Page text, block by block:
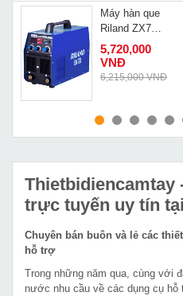
MUA NGAY
Máy hàn que
Riland ZX7
250T
5,720,000
VNĐ
6,215,000 VNĐ
Thietbidiencamtay
trực tuyến uy tín
Chuyên bán buôn và lẻ các
hỗ trợ
Trong những năm qua, cùng với
nước nhu cầu về các dụng cụ